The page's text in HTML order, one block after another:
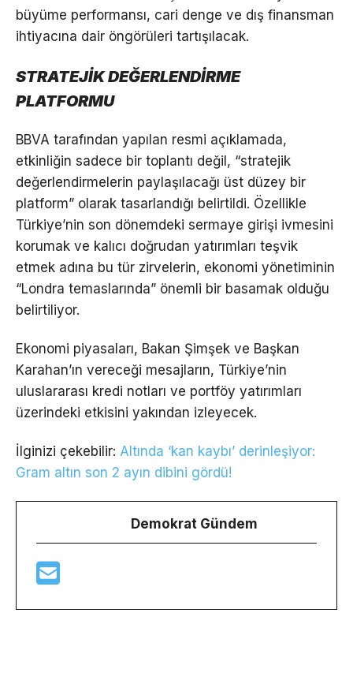
büyüme performansı, cari denge ve dış finansman
ihtiyacına dair öngörüleri tartışılacak.
STRATEJİK DEĞERLENDİRME
PLATFORMU
BBVA tarafından yapılan resmi açıklamada,
etkinliğin sadece bir toplantı değil, “stratejik
değerlendirmelerin paylaşılacağı üst düzey bir
platform” olarak tasarlandığı belirtildi. Özellikle
Türkiye’nin son dönemdeki sermaye girişi ivmesini
korumak ve kalıcı doğrudan yatırımları teşvik
etmek adına bu tür zirvelerin, ekonomi yönetiminin
“Londra temaslarında” önemli bir basamak olduğu
belirtiliyor.
Ekonomi piyasaları, Bakan Şimşek ve Başkan
Karahan’ın vereceği mesajların, Türkiye’nin
uluslararası kredi notları ve portföy yatırımları
üzerindeki etkisini yakından izleyecek.
İlginizi çekebilir: Altında ‘kan kaybı’ derinleşiyor:
Gram altın son 2 ayın dibini gördü!
Demokrat Gündem